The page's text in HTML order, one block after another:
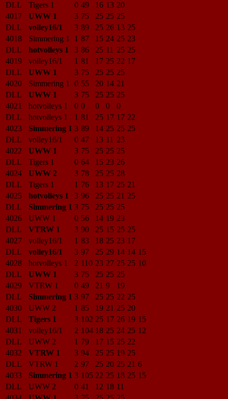
DLL
Tigers 1 0 49 16 13 20
4017
UWW 1 3 75 25 25 25
DLL
volley16/1 3 89 25 26 13 25
4018
Simmering 1 1 87 15 24 25 23
DLL
hotvolleys 1 3 86 25 11 25 25
4019
volley16/1 1 81 17 25 22 17
DLL
UWW 1 3 75 25 25 25
4020
Simmering 1 0 55 20 14 21
DLL
UWW 1 3 75 25 25 25
4021
hotvolleys 1 0 0 0 0
0
DLL
hotvolleys 1 1 81 25 17 17 22
4023
Simmering 1 3 89 14 25 25 25
DLL
volley16/1 0 47 13 11 23
4022
UWW 1 3 75 25 25 25
DLL
Tigers 1 0 64 15 23 26
4024
UWW 2 3 78 25 25 28
DLL
Tigers 1 1 76 13 17 25 21
4025
hotvolleys 1 3 96 25 25 21 25
DLL
Simmering 1 3 75 25 25 25
4026
UWW 1 0 56 14 19 23
DLL
VTRW 1 3 90 25 15 25 25
4027
volley16/1 1 83 18 25 23 17
DLL
volley16/1 3 97 25 29 14 14 15
4028
hotvolleys 1 2 110 23 27 25 25 10
DLL
UWW 1 3 75 25 25 25
4029
VTRW 1 0 49 21 9
19
DLL
Simmering 1 3 97 25 25 22 25
4030
UWW 2 1 85 19 21 25 20
DLL
Tigers 1 3 102 25 17 26 19 15
4031
volley16/1 2 104 18 25 24 25 12
DLL
UWW 2 1 79 17 15 25 22
4032
VTRW 1 3 94 25 25 19 25
DLL
VTRW 1 2 97 25 20 25 21 6
4033
Simmering 1 3 105 22 25 18 25 15
DLL
UWW 2 0 41 12 18 11